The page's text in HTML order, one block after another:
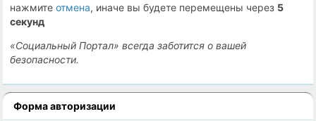
нажмитеотмена, иначе вы будете перемещены через 5
секунд
«Социальный Портал» всегда заботится о вашей
безопасности.
Форма авторизации